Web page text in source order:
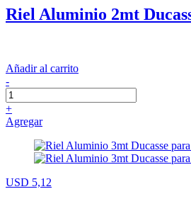
Riel Aluminio 2mt
Añadir al carrito
-
+
Agregar
USD 5,12